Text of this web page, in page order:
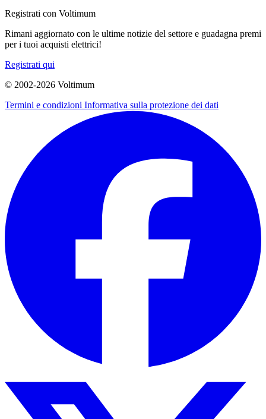
Registrati con Voltimum
Rimani aggiornato con le ultime notizie del settore e guadagna premi
per i tuoi acquisti elettrici!
Registrati qui
© 2002-2026 Voltimum
Termini e condizioni Informativa sulla protezione dei dati